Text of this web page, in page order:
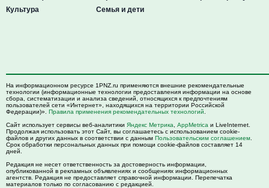
Культура
Семья и дети
На информационном ресурсе 1PNZ.ru применяются внешние рекомендательные
технологии (информационные технологии предоставления информации на основе
сбора, систематизации и анализа сведений, относящихся к предпочтениям
пользователей сети «Интернет», находящихся на территории Российской
Федерации)». Правила применения рекомендательных технологий
Сайт использует сервисы веб-аналитики Яндекс Метрика AppMetrica и LiveInternet.
Продолжая использовать этот Сайт, вы соглашаетесь с использованием cookie-
файлов и других данных в соответствии с данным Пользовательским соглашением
Срок обработки персональных данных при помощи cookie-файлов составляет 14
дней.
Редакция не несет ответственность за достоверность информации,
опубликованной в рекламных объявлениях и сообщениях информационных
агентств. Редакция не предоставляет справочной информации. Перепечатка
материалов только по согласованию с редакцией.